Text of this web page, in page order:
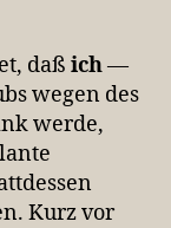
daß ich—
wegen des
werde,
Kurz vor